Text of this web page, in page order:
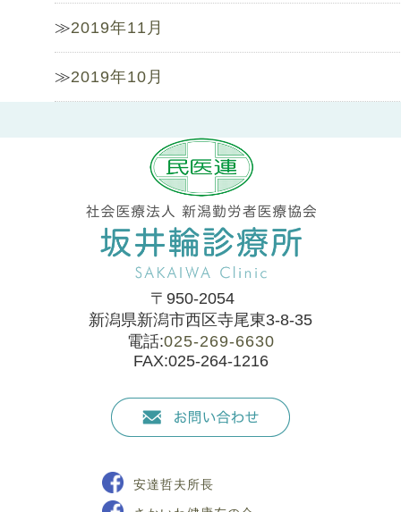
2019年11月
2019年10月
〒950-2054
新潟県新潟市西区寺尾東3-8-35
電話:025-269-6630
FAX:025-264-1216
安達哲夫所長